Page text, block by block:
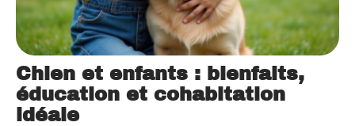
Chien et enfants : bienfaits,
éducation et cohabitation
idéale